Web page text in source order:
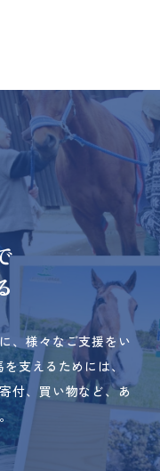
、様々なご支援をい
を支えるためには、
付、買い物など、あ